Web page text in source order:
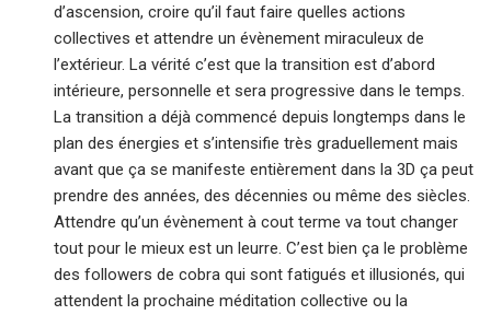
d’ascension, croire qu’il faut faire quelles actions
collectives et attendre un évènement miraculeux de
l’extérieur. La vérité c’est que la transition est d’abord
intérieure, personnelle et sera progressive dans le temps.
La transition a déjà commencé depuis longtemps dans le
plan des énergies et s’intensifie très graduellement mais
avant que ça se manifeste entièrement dans la 3D ça peut
prendre des années, des décennies ou même des siècles.
Attendre qu’un évènement à cout terme va tout changer
tout pour le mieux est un leurre. C’est bien ça le problème
des followers de cobra qui sont fatigués et illusionés, qui
attendent la prochaine méditation collective ou la